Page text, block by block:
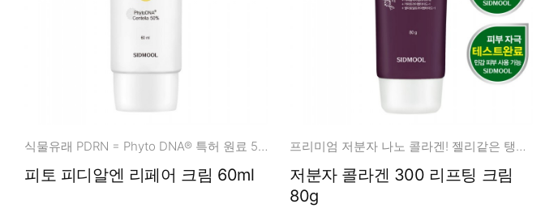
식물유래 PDRN = Phyto DNA® 특허 원료 50%
피토 피디알엔 리페어 크림 60ml
프리미엄 저분자 나노 콜라겐! 젤리같은 탱탱볼 피부 탄력 케어
저분자 콜라겐 300 리프팅 크림
80g